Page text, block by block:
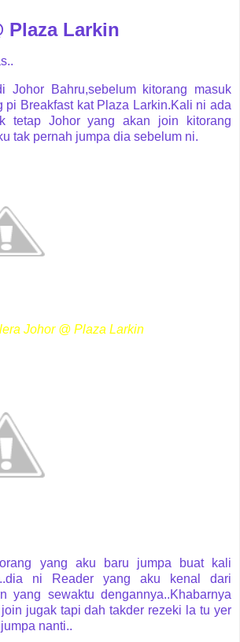
Plaza Larkin
Johor Bahru,sebelum kitorang masuk
pi Breakfast kat Plaza Larkin.Kali ni ada
tetap Johor yang akan join kitorang
tak pernah jumpa dia sebelum ni.
Johor @ Plaza Larkin
yang aku baru jumpa buat kali
ni Reader yang aku kenal dari
yang sewaktu dengannya..Khabarnya
jugak tapi dah takder rezeki la tu yer
nanti..